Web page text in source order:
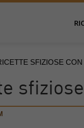
SFIZIOSE CON